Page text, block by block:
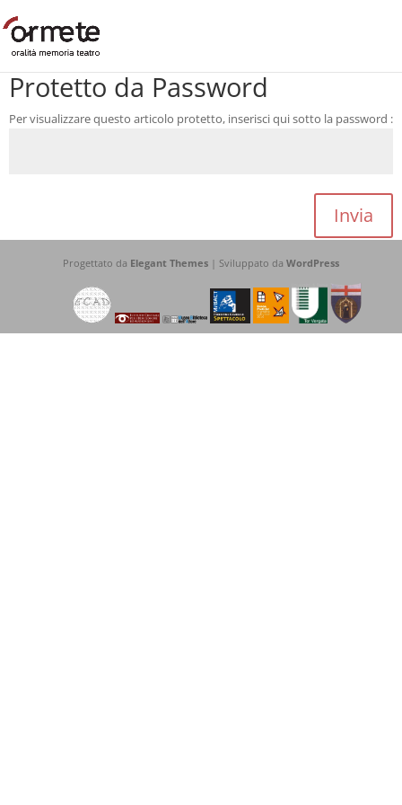
Protetto da Password
Per visualizzare questo articolo protetto, inserisci qui sotto la password :
Invia
Progettato da Elegant Themes| Sviluppato da WordPress